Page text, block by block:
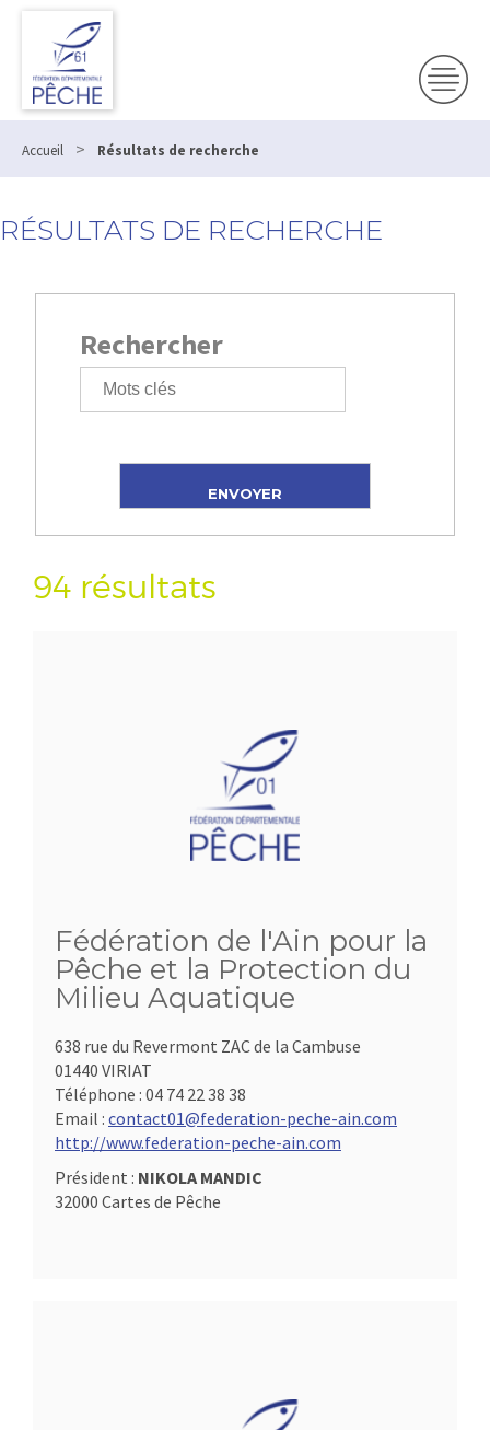
Accueil > Résultats de recherche
RÉSULTATS DE RECHERCHE
Rechercher
94 résultats
Fédération de l'Ain pour la
Pêche et la Protection du
Milieu Aquatique
638 rue du Revermont ZAC de la Cambuse
01440 VIRIAT
Téléphone : 04 74 22 38 38
Email : contact01@federation-peche-ain.com
http://www.federation-peche-ain.com
Président : NIKOLA MANDIC
32000 Cartes de Pêche